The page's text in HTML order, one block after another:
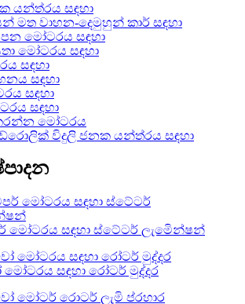
යන්ත්රය සඳහා
මත වාහන-දෙමුහුන් කාර් සඳහා
මෝටරය සඳහා
මෝටරය සඳහා
සඳහා
සඳහා
සඳහා
සඳහා
මෝටරය
විදුලි ජනක යන්ත්රය සඳහා
මෝටරය සඳහා ස්ටේටර් ලැමිෙන්ෂන්
සඳහා රෝටර් මුද්දර